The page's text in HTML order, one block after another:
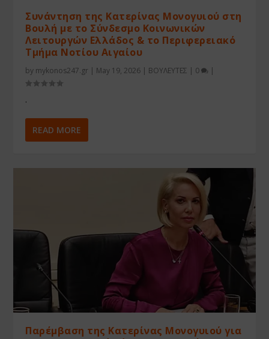
Συνάντηση της Κατερίνας Μονογυιού στη
Βουλή με το Σύνδεσμο Κοινωνικών
Λειτουργών Ελλάδος & το Περιφερειακό
Τμήμα Νοτίου Αιγαίου
by mykonos247.gr | May 19, 2026 | ΒΟΥΛΕΥΤΕΣ | 0 |
.
READ MORE
Παρέμβαση της Κατερίνας Μονογυιού για